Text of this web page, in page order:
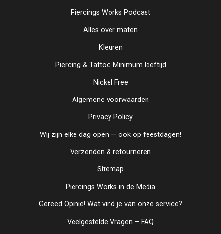
Piercings Works Podcast
Alles over maten
Kleuren
Piercing & Tattoo Minimum leeftijd
Nickel Free
Algemene voorwaarden
Privacy Policy
Wij zijn elke dag open — ook op feestdagen!
Verzenden & retourneren
Sitemap
Piercings Works in de Media
Gereed Opinie! Wat vind je van onze service?
Veelgestelde Vragen – FAQ